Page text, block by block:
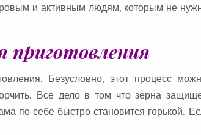
и активным людям, которым не
приготовления
Безусловно, этот процесс
Все дело в том что зерна
по себе быстро становится горькой.